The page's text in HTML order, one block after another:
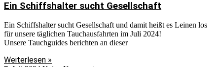
Ein Schiffshalter sucht Gesellschaft
Ein Schiffshalter sucht Gesellschaft und damit heißt es Leinen los
für unsere täglichen Tauchausfahrten im Juli 2024!
Unsere Tauchguides berichten an dieser
Weiterlesen »